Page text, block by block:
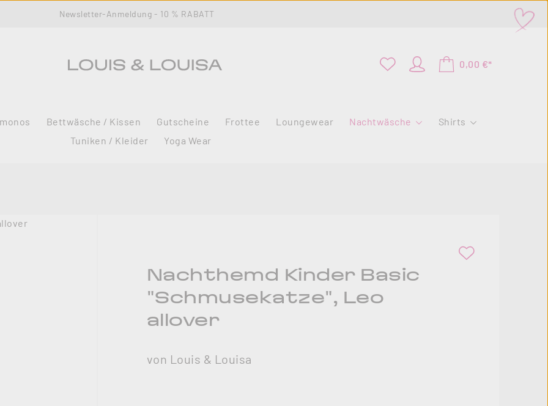
Newsletter-Anmeldung - 10 % RABATT
0,00 €*
Bettwäsche / Kissen Gutscheine Frottee Loungewear Nachtwäsche
Shirts
Tuniken / Kleider
Yoga Wear
Nachthemd Kinder Basic
"Schmusekatze", Leo
allover
von Louis & Louisa